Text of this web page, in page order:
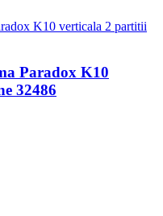
Paradox K10
32486